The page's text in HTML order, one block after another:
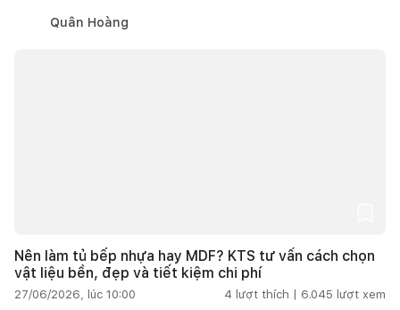
Quân Hoàng
Nên làm tủ bếp nhựa hay MDF? KTS tư vấn cách chọn
vật liệu bền, đẹp và tiết kiệm chi phí
27/06/2026, lúc 10:00 4 lượt thích | 6.045 lượt xem